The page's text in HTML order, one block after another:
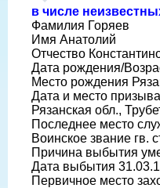
в числе
Фамилия Горяев
Имя Анатолий
Отчество
Дата рождения/
Место рождения
Дата и место
Рязанская обл.,
Последнее место
Воинское звание гв.
Причина выбытия
Дата выбытия
Первичное место